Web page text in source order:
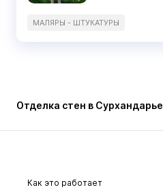
МАЛЯРЫ - ШТУКАТУРЫ
Отделка стен в Сурхандарье
Как это работает